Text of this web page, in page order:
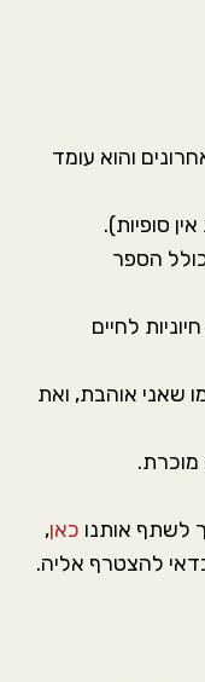
והוא עומד
סופיות).
הספר
לחיים
שאני אוהבת, ואת
לשתף אותנו כאן,
להצטרף אליה.